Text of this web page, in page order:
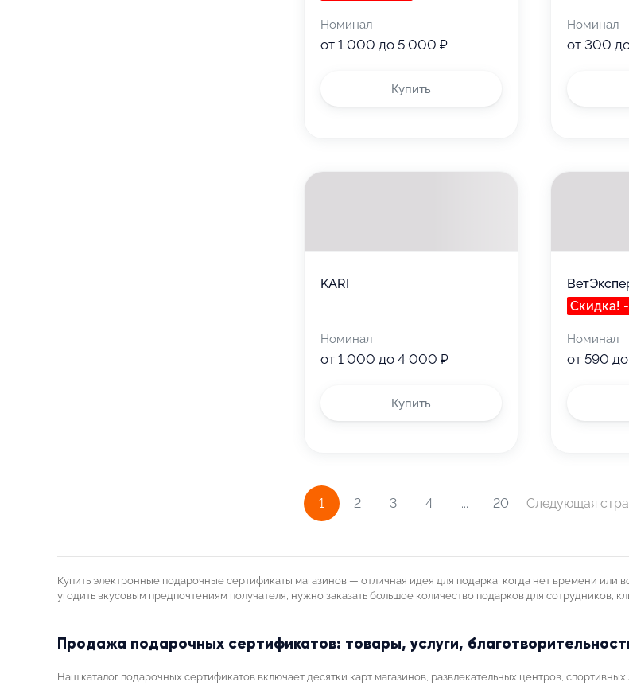
Номинал
от 1 000 до 5 000 ₽
Купить
Номинал
от 300
KARI
Номинал
от 1 000 до 4 000 ₽
Купить
Скидка! -
Номинал
от 590
1 2 3 4 ... 20 Следующая
Купить электронные подарочные сертификаты магазинов — отличная идея для подарка, когда нет времени или
угодить вкусовым предпочтениям получателя, нужно заказать большое количество подарков для сотрудников,
Продажа подарочных сертификатов: товары, услуги,
Наш каталог подарочных сертификатов включает десятки карт магазинов, развлекательных центров,